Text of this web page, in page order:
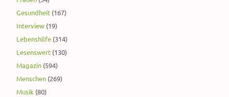
Gesundheit (167)
Interview (19)
Lebenshilfe (314)
Lesenswert (130)
Magazin (594)
Menschen (269)
Musik (80)